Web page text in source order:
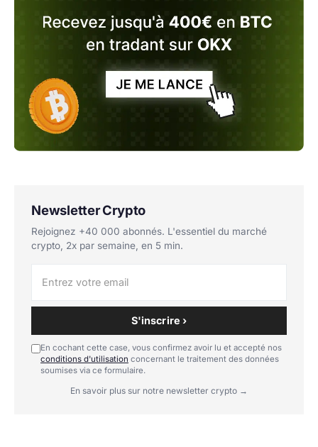
Newsletter Crypto
Rejoignez +40 000 abonnés. L'essentiel du marché
crypto, 2x par semaine, en 5 min.
S'inscrire ›
En cochant cette case, vous confirmez avoir lu et accepté nos
conditions d'utilisation concernant le traitement des données
soumises via ce formulaire.
En savoir plus sur notre newsletter crypto →